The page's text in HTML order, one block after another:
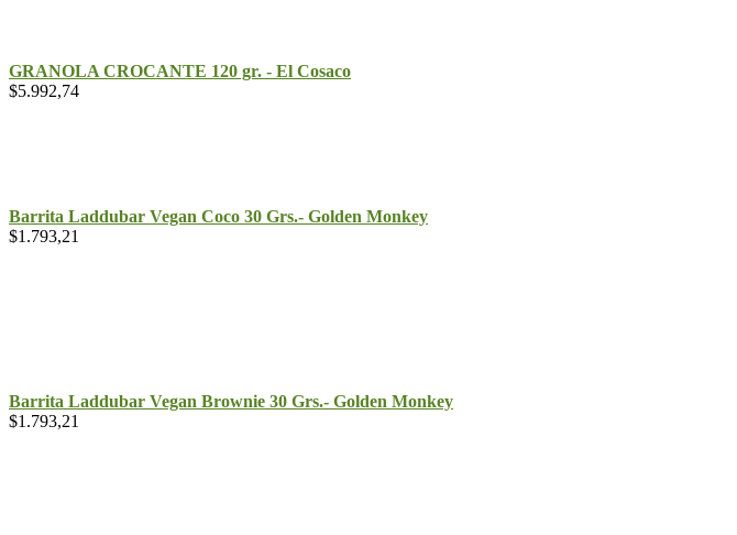
GRANOLA CROCANTE 120 gr. - El Cosaco
$5.992,74
Barrita Laddubar Vegan Coco 30 Grs.- Golden Monkey
$1.793,21
Barrita Laddubar Vegan Brownie 30 Grs.- Golden Monkey
$1.793,21